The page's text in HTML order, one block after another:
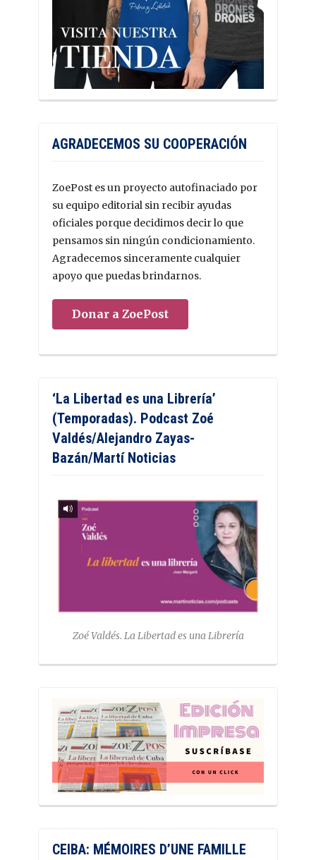
AGRADECEMOS SU COOPERACIÓN
ZoePost es un proyecto autofinaciado por
su equipo editorial sin recibir ayudas
oficiales porque decidimos decir lo que
pensamos sin ningún condicionamiento.
Agradecemos sinceramente cualquier
apoyo que puedas brindarnos.
Donar a ZoePost
‘La Libertad es una Librería’
(Temporadas). Podcast Zoé
Valdés/Alejandro Zayas-
Bazán/Martí Noticias
Zoé Valdés. La Libertad es una Librería
CEIBA: MÉMOIRES D’UNE FAMILLE